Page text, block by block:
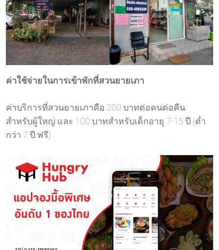
ค่าใช้จ่ายในการเข้าพักที่สวนยายเภา
ค่าบริการที่สวนยายเภาคือ 200 บาทต่อคนต่อคืน
สำหรับผู้ใหญ่ และ 100 บาทสำหรับเด็กอายุ 7-15 ปี (ต่ำ
กว่า 7 ปี ฟรี)